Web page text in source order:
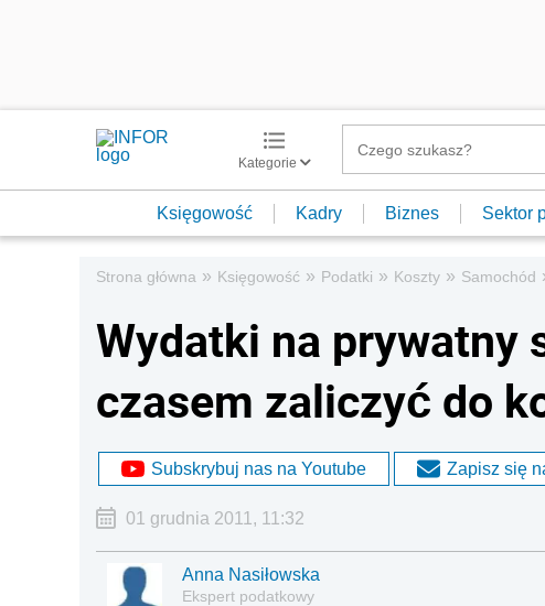
Kategorie
Księgowość Kadry Biznes Sektor
Strona główna » Księgowość » Podatki » Koszty » Samochód
Wydatki na prywatny
czasem zaliczyć do
Subskrybuj nas na Youtube Zapisz się
01 grudnia 2011, 11:32
Anna Nasiłowska
Ekspert podatkowy